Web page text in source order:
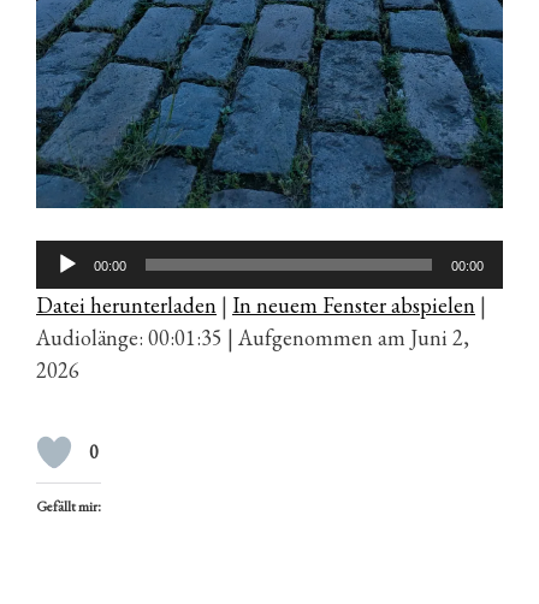
Audio-
Player
00:00 00:00
Datei herunterladen | In neuem Fenster abspielen |
Audiolänge: 00:01:35 | Aufgenommen am Juni 2,
2026
0
Gefällt mir: